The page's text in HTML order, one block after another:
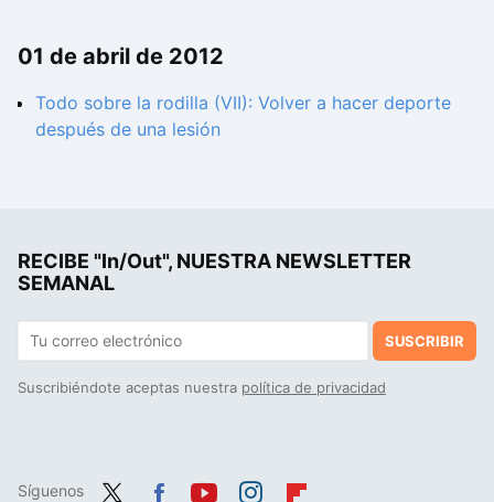
01 de abril de 2012
Todo sobre la rodilla (VII): Volver a hacer deporte
después de una lesión
RECIBE "In/Out", NUESTRA NEWSLETTER
SEMANAL
SUSCRIBIR
Suscribiéndote aceptas nuestra política de privacidad
Síguenos